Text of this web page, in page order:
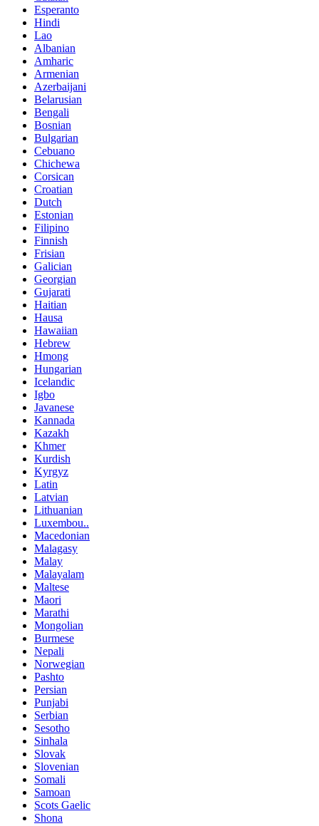
Esperanto
Hindi
Lao
Albanian
Amharic
Armenian
Azerbaijani
Belarusian
Bengali
Bosnian
Bulgarian
Cebuano
Chichewa
Corsican
Croatian
Dutch
Estonian
Filipino
Finnish
Frisian
Galician
Georgian
Gujarati
Haitian
Hausa
Hawaiian
Hebrew
Hmong
Hungarian
Icelandic
Igbo
Javanese
Kannada
Kazakh
Khmer
Kurdish
Kyrgyz
Latin
Latvian
Lithuanian
Luxembou..
Macedonian
Malagasy
Malay
Malayalam
Maltese
Maori
Marathi
Mongolian
Burmese
Nepali
Norwegian
Pashto
Persian
Punjabi
Serbian
Sesotho
Sinhala
Slovak
Slovenian
Somali
Samoan
Scots Gaelic
Shona